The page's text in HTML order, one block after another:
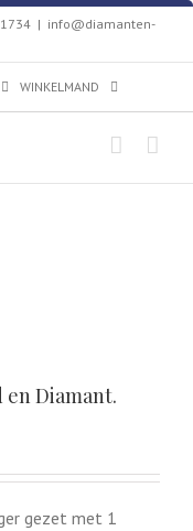
| info@diamanten-
WINKELMAND
en Diamant.
gezet met 1